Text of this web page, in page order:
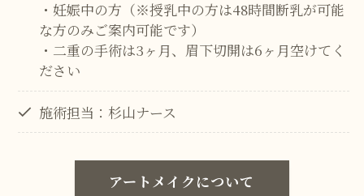
・妊娠中の方（※授乳中の方は48時間断乳が可能
な方のみご案内可能です）
・二重の手術は3ヶ月、眉下切開は6ヶ月空けてく
ださい
施術担当：杉山ナース
アートメイクについて